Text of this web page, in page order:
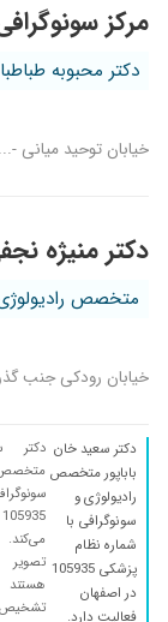
مرکز
دکتر محبوبه
خیابان توحید میانی -...
دکتر منیژه
متخصص
خیابان رودکی جنب
دکتر سعید خان
باباپور متخصص
رادیولوژی و
سونوگرافی با
شماره نظام
پزشکی 105935
در اصفهان
فعالیت دارد.
دکتر
تصویر
تشخیص